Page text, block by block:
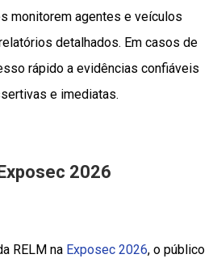
monitorem agentes e veículos
detalhados. Em casos de
rápido a evidências confiáveis
e imediatas.
2026
RELM na Exposec 2026, o público